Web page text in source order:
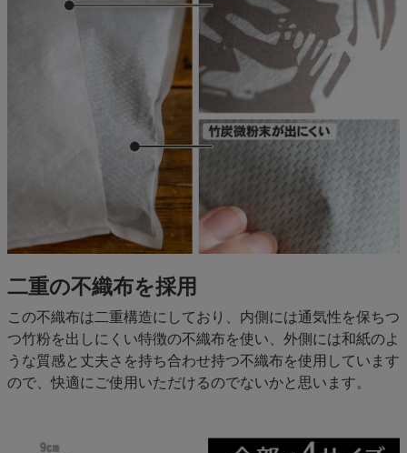
二重の不織布を採用
この不織布は二重構造にしており、内側には通気性を保ちつ
つ竹粉を出しにくい特徴の不織布を使い、外側には和紙のよ
うな質感と丈夫さを持ち合わせ持つ不織布を使用しています
ので、快適にご使用いただけるのでないかと思います。